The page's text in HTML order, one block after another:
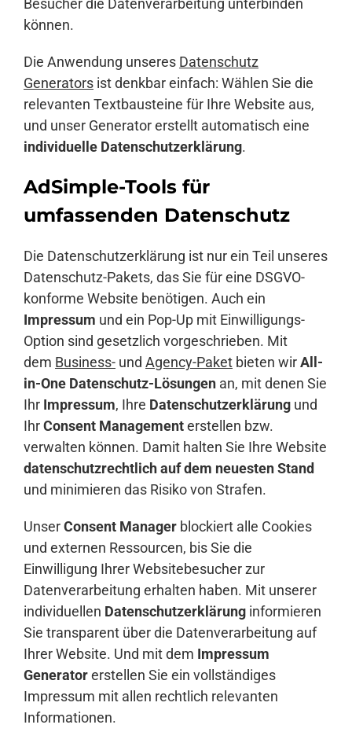
Besucher die Datenverarbeitung unterbinden
können.
Die Anwendung unseres Datenschutz
Generators ist denkbar einfach: Wählen Sie die
relevanten Textbausteine für Ihre Website aus,
und unser Generator erstellt automatisch eine
individuelle Datenschutzerklärung.
AdSimple-Tools für
umfassenden Datenschutz
Die Datenschutzerklärung ist nur ein Teil unseres
Datenschutz-Pakets, das Sie für eine DSGVO-
konforme Website benötigen. Auch ein
Impressum und ein Pop-Up mit Einwilligungs-
Option sind gesetzlich vorgeschrieben. Mit
dem Business- und Agency-Paket bieten wirAll-
in-One Datenschutz-Lösungen an, mit denen Sie
Ihr Impressum, Ihre Datenschutzerklärung und
IhrConsent Managementerstellen bzw.
verwalten können. Damit halten Sie Ihre Website
datenschutzrechtlich auf dem neuesten Stand
und minimieren das Risiko von Strafen.
UnserConsent Manager blockiert alle Cookies
und externen Ressourcen, bis Sie die
Einwilligung Ihrer Websitebesucher zur
Datenverarbeitung erhalten haben. Mit unserer
individuellen Datenschutzerklärung informieren
Sie transparent über die Datenverarbeitung auf
Ihrer Website. Und mit dem Impressum
Generatorerstellen Sie ein vollständiges
Impressum mit allen rechtlich relevanten
Informationen.